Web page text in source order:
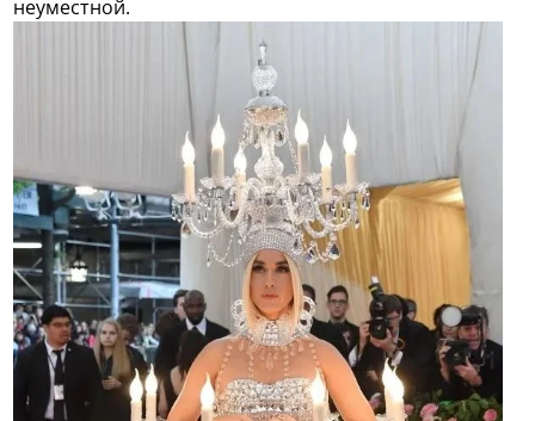
неуместной.